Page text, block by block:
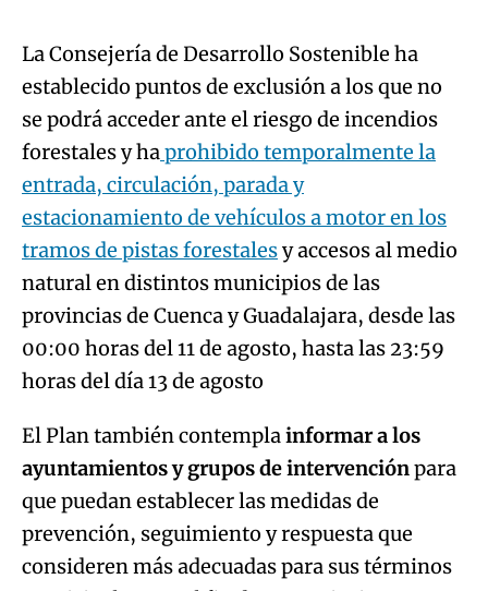
La Consejería de Desarrollo Sostenible ha
establecido puntos de exclusión a los que no
se podrá acceder ante el riesgo de incendios
forestales y haprohibido temporalmente la
entrada, circulación, parada y
estacionamiento de vehículos a motor en los
tramos de pistas forestalesy accesos al medio
natural en distintos municipios de las
provincias de Cuenca y Guadalajara, desde las
00:00 horas del 11 de agosto, hasta las 23:59
horas del día 13 de agosto
El Plan también contemplainformar a los
ayuntamientos y grupos de intervenciónpara
que puedan establecer las medidas de
prevención, seguimiento y respuesta que
consideren más adecuadas para sus términos